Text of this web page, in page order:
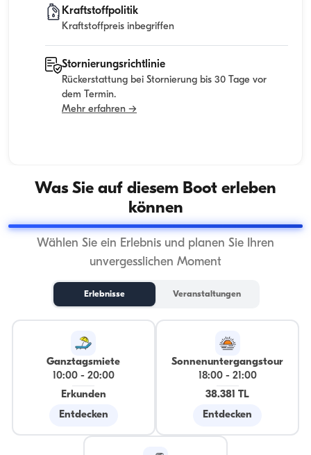
Kraftstoffpolitik
Kraftstoffpreis inbegriffen
Stornierungsrichtlinie
Rückerstattung bei Stornierung bis 30 Tage vor
dem Termin.
Mehr erfahren →
Was Sie auf diesem Boot erleben
können
Wählen Sie ein Erlebnis und planen Sie Ihren
unvergesslichen Moment
Erlebnisse Veranstaltungen
Ganztagsmiete
10:00- 20:00
Erkunden
Entdecken
Sonnenuntergangstour
18:00- 21:00
38.381 TL
Entdecken